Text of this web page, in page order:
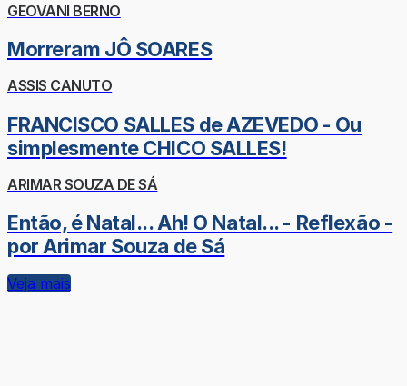
GEOVANI BERNO
Morreram JÔ SOARES
ASSIS CANUTO
FRANCISCO SALLES de AZEVEDO - Ou
simplesmente CHICO SALLES!
ARIMAR SOUZA DE SÁ
Então, é Natal... Ah! O Natal... - Reflexão -
por Arimar Souza de Sá
Veja mais